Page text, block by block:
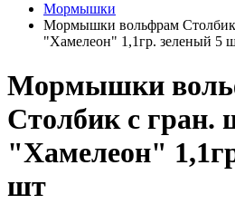
Мормышки
Мормышки вольфрам
"Хамелеон" 1,1гр. зеленый 5
Мормышки
Столбик с гран.
"Хамелеон"
шт